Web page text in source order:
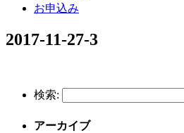
お申込み
2017-11-27-3
検索:
アーカイブ